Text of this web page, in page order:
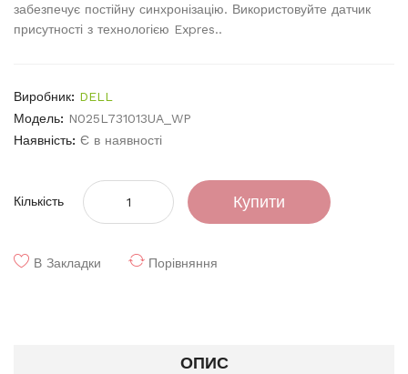
забезпечує постійну синхронізацію. Використовуйте датчик
присутності з технологією Expres..
Виробник: DELL
Модель: N025L731013UA_WP
Наявність: Є в наявності
Кількість Купити
В Закладки Порівняння
ОПИС